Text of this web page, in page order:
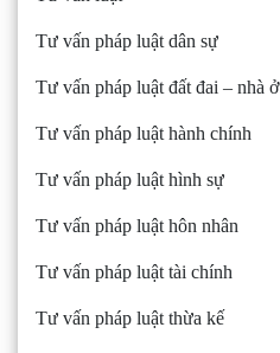
Tư vấn pháp luật dân sự
Tư vấn pháp luật đất đai – nhà ở
Tư vấn pháp luật hành chính
Tư vấn pháp luật hình sự
Tư vấn pháp luật hôn nhân
Tư vấn pháp luật tài chính
Tư vấn pháp luật thừa kế